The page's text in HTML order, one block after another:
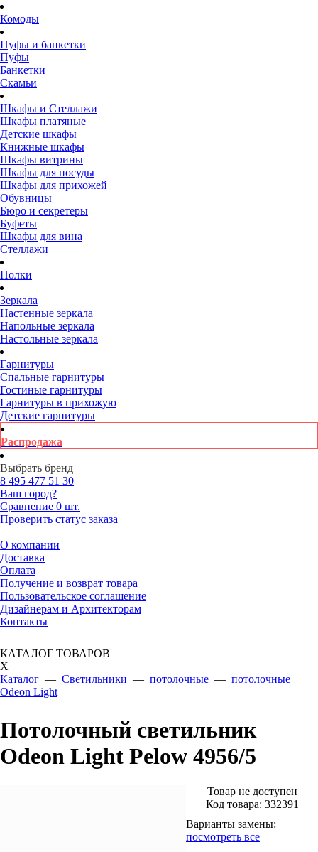
Комоды
Пуфы и банкетки
Пуфы
Банкетки
Скамьи
Шкафы и Стеллажи
Шкафы платяные
Детские шкафы
Книжные шкафы
Шкафы витрины
Шкафы для посуды
Шкафы для прихожей
Обувницы
Бюро и секретеры
Буфеты
Шкафы для вина
Стеллажи
Полки
Зеркала
Настенные зеркала
Напольные зеркала
Настольные зеркала
Гарнитуры
Спальные гарнитуры
Гостиные гарнитуры
Гарнитуры в прихожую
Детские гарнитуры
Распродажа
Выбрать бренд
8 495 477 51 30
Ваш город?
Сравнение 0 шт.
Проверить статус заказа
О компании
Доставка
Оплата
Получение и возврат товара
Пользовательское соглашение
Дизайнерам и Архитекторам
Контакты
КАТАЛОГ ТОВАРОВ
X
Каталог — Светильники — потолочные — потолочные
Odeon Light
Потолочный светильник
Odeon Light Pelow 4956/5
Товар не доступен
Код товара: 332391
Варианты замены:
посмотреть все